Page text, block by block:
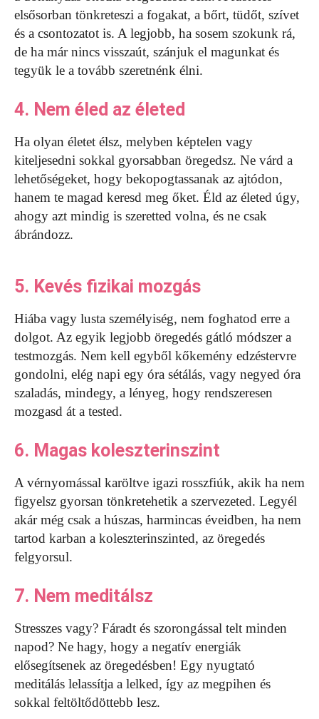
elsősorban tönkreteszi a fogakat, a bőrt, tüdőt, szívet
és a csontozatot is. A legjobb, ha sosem szokunk rá,
de ha már nincs visszaút, szánjuk el magunkat és
tegyük le a tovább szeretnénk élni.
4. Nem éled az életed
Ha olyan életet élsz, melyben képtelen vagy
kiteljesedni sokkal gyorsabban öregedsz. Ne várd a
lehetőségeket, hogy bekopogtassanak az ajtódon,
hanem te magad keresd meg őket. Éld az életed úgy,
ahogy azt mindig is szeretted volna, és ne csak
ábrándozz.
5. Kevés fizikai mozgás
Hiába vagy lusta személyiség, nem foghatod erre a
dolgot. Az egyik legjobb öregedés gátló módszer a
testmozgás. Nem kell egyből kőkemény edzéstervre
gondolni, elég napi egy óra sétálás, vagy negyed óra
szaladás, mindegy, a lényeg, hogy rendszeresen
mozgasd át a tested.
6. Magas koleszterinszint
A vérnyomással karöltve igazi rosszfiúk, akik ha nem
figyelsz gyorsan tönkretehetik a szervezeted. Legyél
akár még csak a húszas, harmincas éveidben, ha nem
tartod karban a koleszterinszinted, az öregedés
felgyorsul.
7. Nem meditálsz
Stresszes vagy? Fáradt és szorongással telt minden
napod? Ne hagy, hogy a negatív energiák
elősegítsenek az öregedésben! Egy nyugtató
meditálás lelassítja a lelked, így az megpihen és
sokkal feltöltődöttebb lesz.